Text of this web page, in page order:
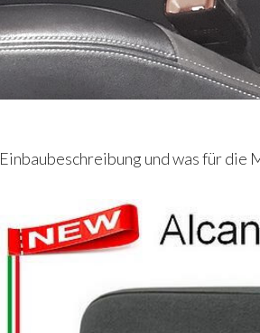
Einbaubeschreibung und was für